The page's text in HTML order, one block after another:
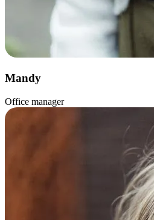
Mandy
Office manager